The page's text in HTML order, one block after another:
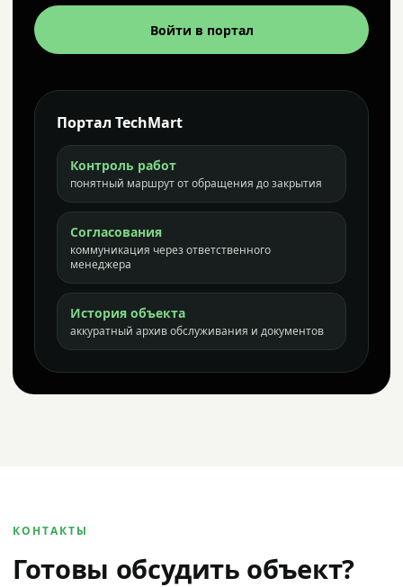
Войти в портал
Портал TechMart
Контроль работ
понятный маршрут от обращения до закрытия
Согласования
коммуникация через ответственного
менеджера
История объекта
аккуратный архив обслуживания и документов
КОНТАКТЫ
Готовы обсудить объект?